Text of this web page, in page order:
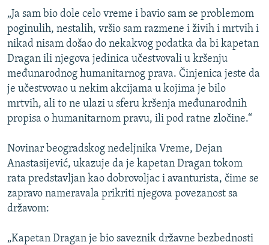
„Ja sam bio dole celo vreme i bavio sam se problemom
poginulih, nestalih, vršio sam razmene i živih i mrtvih i
nikad nisam došao do nekakvog podatka da bi kapetan
Dragan ili njegova jedinica učestvovali u kršenju
međunarodnog humanitarnog prava. Činjenica jeste da
je učestvovao u nekim akcijama u kojima je bilo
mrtvih, ali to ne ulazi u sferu kršenja međunarodnih
propisa o humanitarnom pravu, ili pod ratne zločine.“
Novinar beogradskog nedeljnika Vreme, Dejan
Anastasijević, ukazuje da je kapetan Dragan tokom
rata predstavljan kao dobrovoljac i avanturista, čime se
zapravo nameravala prikriti njegova povezanost sa
državom:
„Kapetan Dragan je bio saveznik državne bezbednosti